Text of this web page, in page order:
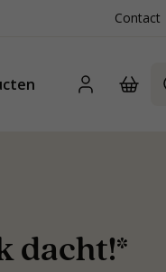
Contact
dacht!*